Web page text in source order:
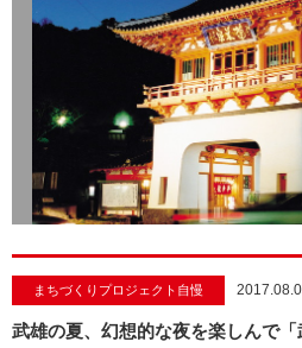
まちづくりプロジェクト自慢
武雄の夏、幻想的な夜を楽しんで